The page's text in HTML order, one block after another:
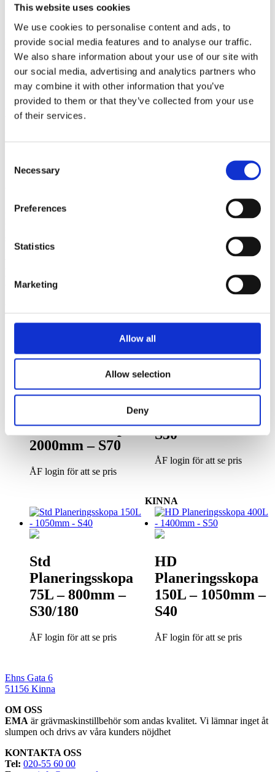
This website uses cookies
We use cookies to personalise content and ads, to
provide social media features and to analyse our traffic.
We also share information about your use of our site with
our social media, advertising and analytics partners who
may combine it with other information that you’ve
provided to them or that they’ve collected from your use
of their services.
Selection
Necessary
Preferences
Statistics
Marketing
Allow all
Allow selection
Deny
SNABBT VÄXANDE
Idag är vi Sveriges snabbast växande skopmärke. Under år 2020
levererade vi på ema över 3000 skopor till använder landet över.
HÅLLBARA PRODUKTER
Efter 10 år och tusentals timmar med användarna – maskinisterna –
Produkter
HD
Planeringsskopa
1300L med keps –
2000mm – S70
ÅF login för att se pris
Std
Planeringsskopa
S50
ÅF login för att se pris
Std
Planeringsskopa
75L – 800mm –
S30/180
ÅF login för att se pris
HD
Planeringsskopa
150L – 1050mm –
S40
ÅF login för att se pris
KINNA
Ehns Gata 6
51156 Kinna
OM OSS
EMA är grävmaskinstillbehör som andas kvalitet. Vi lämnar inget åt
slumpen och drivs av våra kunders nöjdhet
KONTAKTA OSS
Tel: 020-55 60 00